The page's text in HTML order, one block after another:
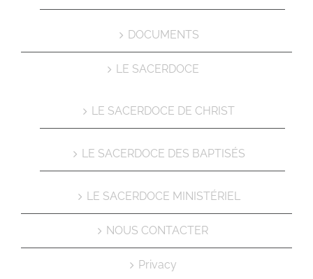
DOCUMENTS
LE SACERDOCE
LE SACERDOCE DE CHRIST
LE SACERDOCE DES BAPTISÉS
LE SACERDOCE MINISTÉRIEL
NOUS CONTACTER
Privacy